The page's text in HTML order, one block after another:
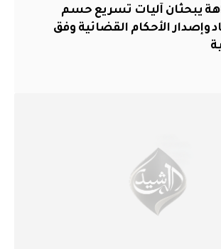
يبحثان آليات تسريع حسم
وإصدار الأحكام القضائية وفق